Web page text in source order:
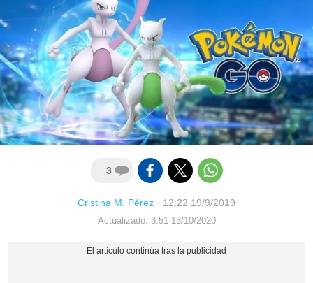
3
Cristina M. Pérez · 12:22 19/9/2019
Actualizado: 3:51 13/10/2020